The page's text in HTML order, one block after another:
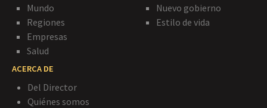
Mundo
Regiones
Empresas
Salud
Nuevo gobierno
Estilo de vida
ACERCA DE
Del Director
Quiénes somos